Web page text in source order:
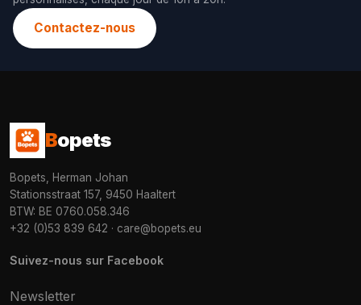
Contactez-nous
Bopets
Bopets, Herman Johan
Stationsstraat 157, 9450 Haaltert
BTW: BE 0760.058.346
+32 (0)53 839 642 · care@bopets.eu
Suivez-nous sur Facebook
Newsletter